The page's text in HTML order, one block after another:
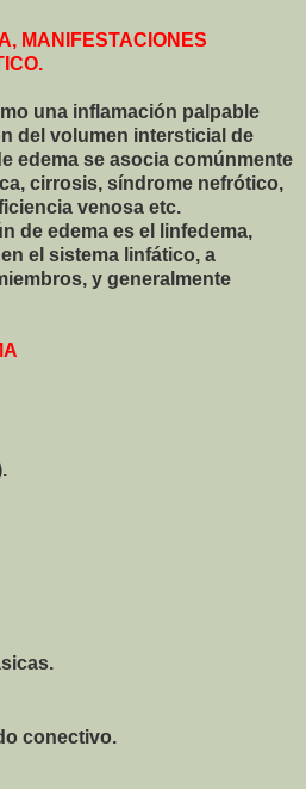
MANIFESTACIONES
una inflamación palpable
del volumen intersticial de
edema se asocia comúnmente
cirrosis, síndrome nefrótico,
venosa etc.
de edema es el linfedema,
el sistema linfático, a
y generalmente
conectivo.